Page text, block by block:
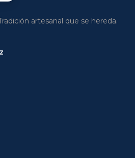
artesanal que se hereda.